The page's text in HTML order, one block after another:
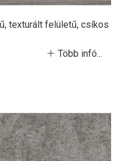
texturált felületű, csíkos
Több infó...